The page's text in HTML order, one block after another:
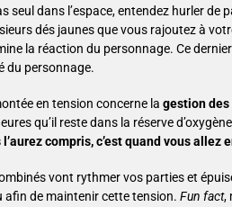
seul dans l’espace, entendez hurler
dés jaunes que vous rajoutez à
la réaction du personnage. Ce
du personnage.
en tension concerne lagestion
qu’il reste dans la réserve
l’aurez compris, c’est quand vous
vont rythmer vos parties et
afin de maintenir cette tension.Fun fact,